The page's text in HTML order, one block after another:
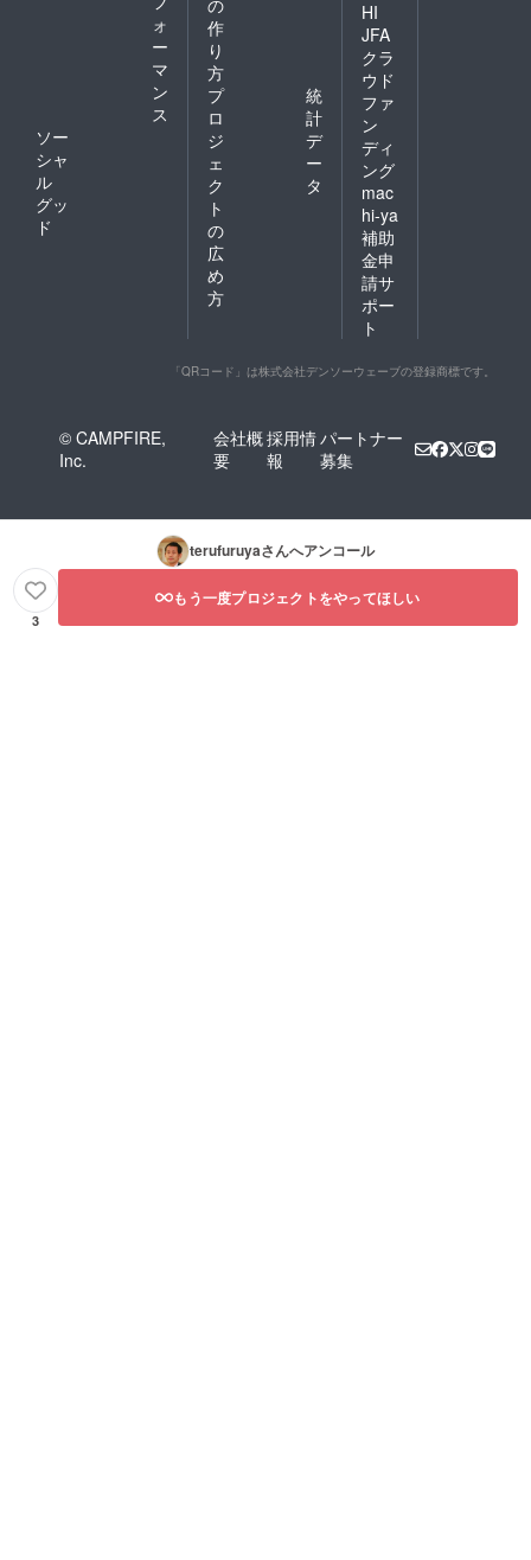
ォ
ー
マ
ン
ス
ソー
シャ
ル
グッ
ド
作
り
方
プ
ロ
ジ
ェ
ク
ト
の
広
め
方
統
計
デ
ー
タ
HI
JFA
クラ
ウド
ファ
ン
ディ
ング
mac
hi-ya
補助
金申
請サ
ポー
ト
「QRコード」は株式会社デンソーウェーブの登録商標です。
© CAMPFIRE,
Inc.
会社概
要
採用情
報
パートナー
募集
terufuruyaさんへアンコール
3
もう一度プロジェクトをやってほしい